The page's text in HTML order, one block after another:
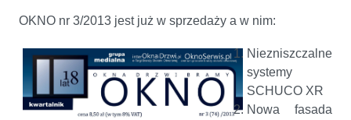
OKNO nr 3/2013 jest już w sprzedaży a w nim:
Niezniszczalne
systemy
SCHUCO XR
Nowa fasada